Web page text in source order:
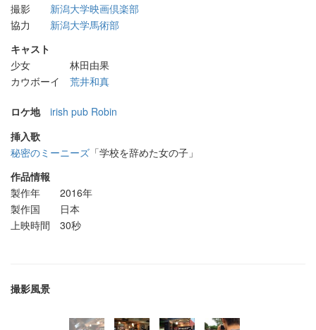
撮影 新潟大学映画倶楽部
協力 新潟大学馬術部
キャスト
少女 林田由果
カウボーイ 荒井和真
ロケ地
irish pub Robin
挿入歌
秘密のミーニーズ 「学校を辞めた女の子」
作品情報
製作年 2016年
製作国 日本
上映時間 30秒
撮影風景